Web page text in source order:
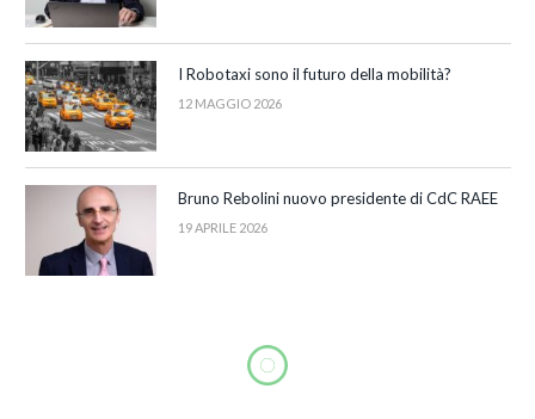
I Robotaxi sono il futuro della mobilità?
12 MAGGIO 2026
Bruno Rebolini nuovo presidente di CdC RAEE
19 APRILE 2026